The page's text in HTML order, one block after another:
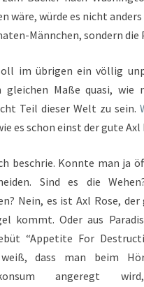
wäre, würde es nicht
Männchen, sondern die
im übrigen ein völlig
gleichen Maße quasi, wie
Teil dieser Welt zu sein.
es schon einst der gute Axl
beschrie. Konnte man ja
Sind es die
Nein, es ist Axl Rose, der
kommt. Oder aus
“Appetite For
dass man beim
angeregt